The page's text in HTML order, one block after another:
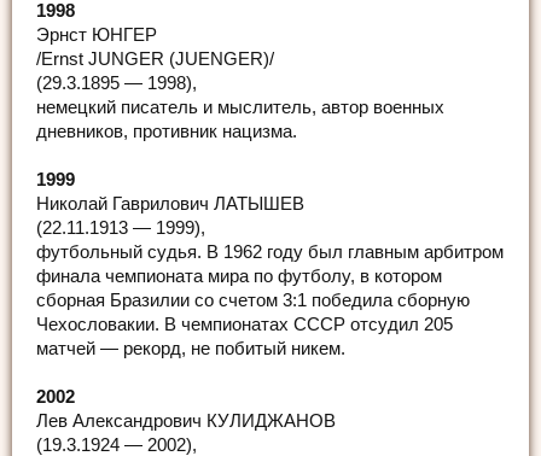
1998
Эрнст ЮНГЕР
/Ernst JUNGER (JUENGER)/
(29.3.1895 — 1998),
немецкий писатель и мыслитель, автор военных
дневников, противник нацизма.
1999
Николай Гаврилович ЛАТЫШЕВ
(22.11.1913 — 1999),
футбольный судья. В 1962 году был главным арбитром
финала чемпионата мира по футболу, в котором
сборная Бразилии со счетом 3:1 победила сборную
Чехословакии. В чемпионатах СССР отсудил 205
матчей — рекорд, не побитый никем.
2002
Лев Александрович КУЛИДЖАНОВ
(19.3.1924 — 2002),